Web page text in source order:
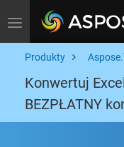
Toggle navigation
Produkty
Konwertuj
BEZPŁATNY